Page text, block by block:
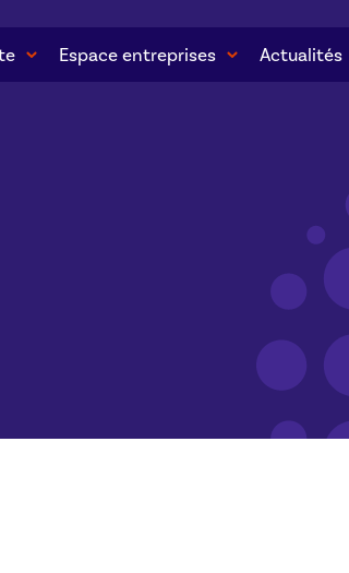
Espace entreprises Actualités